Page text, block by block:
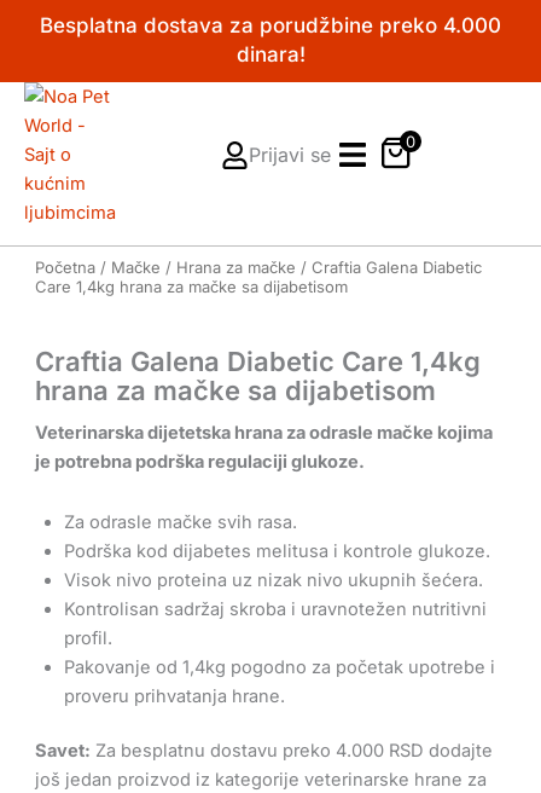
PređiBesplatna dostava za porudžbine preko 4.000
dinara!
Prijavi se
0
Početna / Mačke / Hrana za mačke / Craftia Galena Diabetic
Care 1,4kg hrana za mačke sa dijabetisom
Craftia Galena Diabetic Care 1,4kg
hrana za mačke sa dijabetisom
Veterinarska dijetetska hrana za odrasle mačke kojima
je potrebna podrška regulaciji glukoze.
Za odrasle mačke svih rasa.
Podrška kod dijabetes melitusa i kontrole glukoze.
Visok nivo proteina uz nizak nivo ukupnih šećera.
Kontrolisan sadržaj skroba i uravnotežen nutritivni
profil.
Pakovanje od 1,4kg pogodno za početak upotrebe i
proveru prihvatanja hrane.
Savet: Za besplatnu dostavu preko 4.000 RSD dodajte
još jedan proizvod iz kategorije veterinarske hrane za